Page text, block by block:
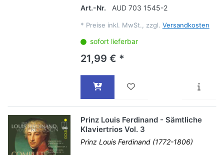
Art.-Nr.
AUD 703 1545-2
* Preise inkl. MwSt., zzgl. Versandkosten
sofort lieferbar
21,99 € *
Prinz Louis Ferdinand - Sämtliche
Klaviertrios Vol. 3
Prinz Louis Ferdinand (1772-1806)